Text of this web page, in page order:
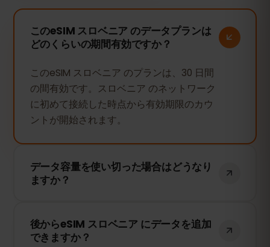
このeSIM スロベニア のデータプランは
どのくらいの期間有効ですか？
このeSIM スロベニア のプランは、30 日間
の間有効です。スロベニア のネットワーク
に初めて接続した時点から有効期限のカウ
ントが開始されます。
データ容量を使い切った場合はどうなり
ますか？
接続は停止します。eSIMFOXのダッシュボ
ードから簡単にデータを追加購入して、引
後からeSIM スロベニア にデータを追加
できますか？